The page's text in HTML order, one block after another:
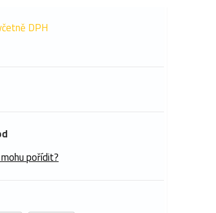
DPH
pořídit?